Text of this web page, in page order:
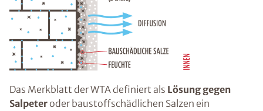
Das Merkblatt der WTA definiert als Lösung gegen
Salpeteroder baustoffschädlichen Salzen ein